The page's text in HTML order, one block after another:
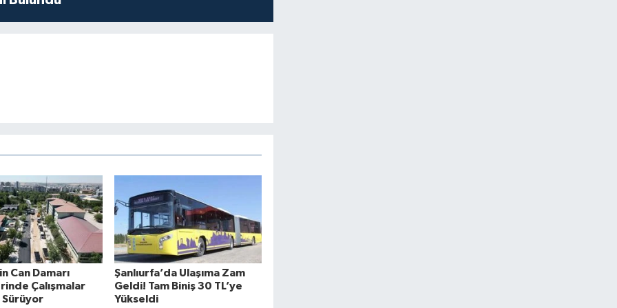
Can Damarı
Çalışmalar
Sürüyor
Şanlıurfa’da Ulaşıma Zam
Geldi! Tam Biniş 30 TL’ye
Yükseldi